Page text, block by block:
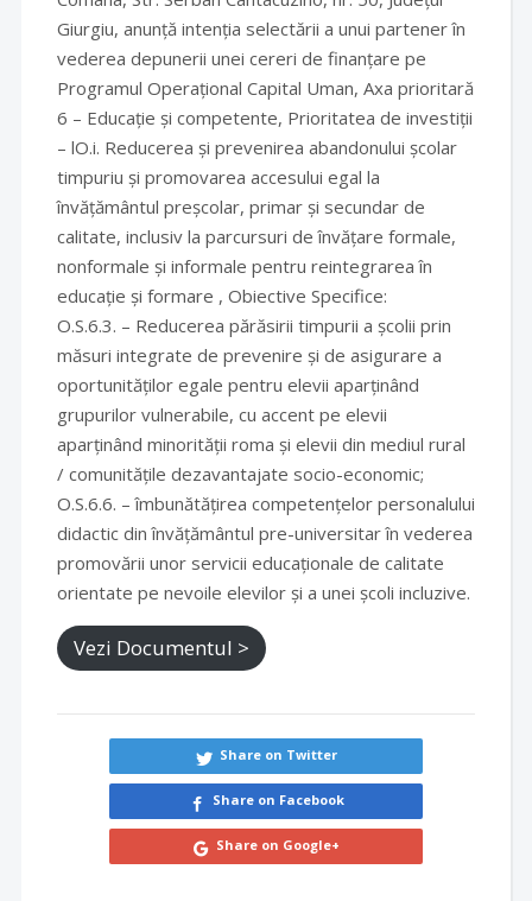
Giurgiu, anunță intenția selectării a unui partener în
vederea depunerii unei cereri de finanțare pe
Programul Operațional Capital Uman, Axa prioritară
6 – Educație și competente, Prioritatea de investiții
– lO.i. Reducerea și prevenirea abandonului școlar
timpuriu și promovarea accesului egal la
învățământul preșcolar, primar și secundar de
calitate, inclusiv la parcursuri de învățare formale,
nonformale și informale pentru reintegrarea în
educație și formare , Obiective Specifice:
O.S.6.3. – Reducerea părăsirii timpurii a școlii prin
măsuri integrate de prevenire și de asigurare a
oportunităților egale pentru elevii aparținând
grupurilor vulnerabile, cu accent pe elevii
aparținând minorității roma și elevii din mediul rural
/ comunitățile dezavantajate socio-economic;
O.S.6.6. – îmbunătățirea competențelor personalului
didactic din învățământul pre-universitar în vederea
promovării unor servicii educaționale de calitate
orientate pe nevoile elevilor și a unei școli incluzive.
Vezi Documentul >
Share on Twitter
Share on Facebook
Share on Google+